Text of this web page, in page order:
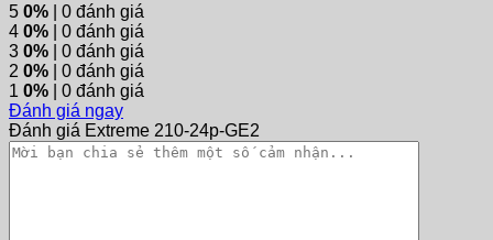
5 0% | 0 đánh giá
4 0% | 0 đánh giá
3 0% | 0 đánh giá
2 0% | 0 đánh giá
1 0% | 0 đánh giá
Đánh giá ngay
Đánh giá Extreme 210-24p-GE2